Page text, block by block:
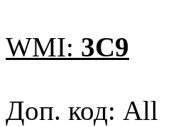
WMI: 3C9
Доп. код: All